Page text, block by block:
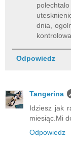
dnia,
Odpowiedz
Tangerina
Idziesz jak
miesiąc.Mi
Odpowiedz